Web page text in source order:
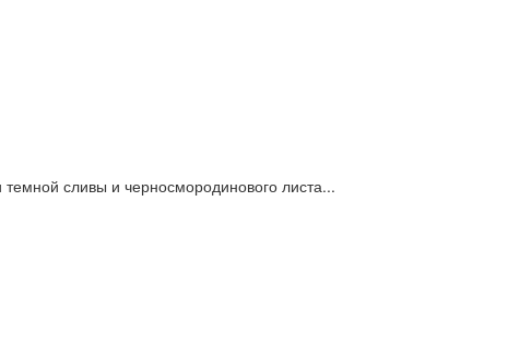
сливы и черносмородинового листа...